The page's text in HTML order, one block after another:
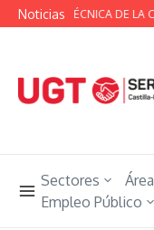
Saltar al contenido
Noticias
MESA TÉCNICA DE LA
Sectores
Empleo Público